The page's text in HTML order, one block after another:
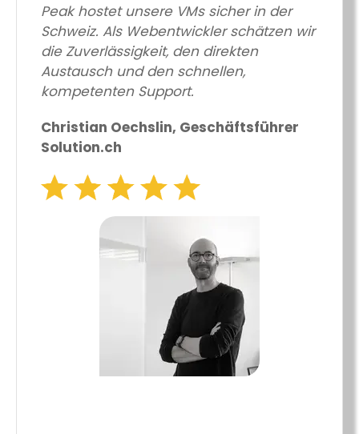
Peak hostet unsere VMs sicher in der
Schweiz. Als Webentwickler schätzen wir
die Zuverlässigkeit, den direkten
Austausch und den schnellen,
kompetenten Support.
Christian Oechslin, Geschäftsführer
Solution.ch